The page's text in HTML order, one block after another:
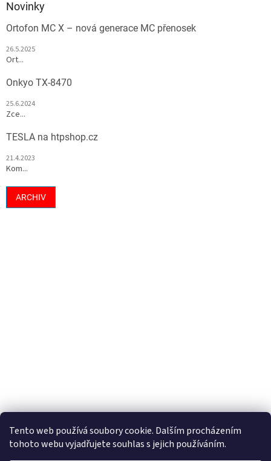
Tento web používá soubory cookie. Dalším procházením
tohoto webu vyjadřujete souhlas s jejich používáním.
Novinky
Ortofon MC X – nová generace MC přenosek
26.5.2025
Ort...
Onkyo TX-8470
25.6.2024
Zce...
TESLA na htpshop.cz
21.4.2023
Kom...
ARCHIV